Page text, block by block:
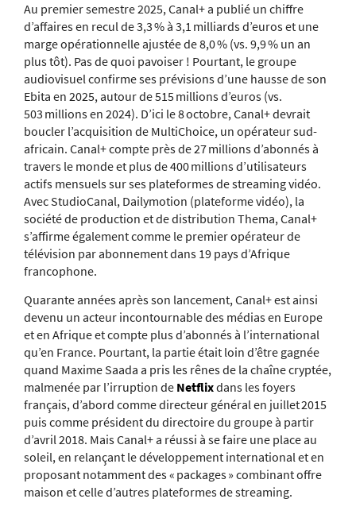
Au premier semestre 2025, Canal+ a publié un chiffre
d’affaires en recul de 3,3 % à 3,1 milliards d’euros et une
marge opérationnelle ajustée de 8,0 % (vs. 9,9 % un an
plus tôt). Pas de quoi pavoiser ! Pourtant, le groupe
audiovisuel confirme ses prévisions d’une hausse de son
Ebita en 2025, autour de 515 millions d’euros (vs.
503 millions en 2024). D’ici le 8 octobre, Canal+ devrait
boucler l’acquisition de MultiChoice, un opérateur sud-
africain. Canal+ compte près de 27 millions d’abonnés à
travers le monde et plus de 400 millions d’utilisateurs
actifs mensuels sur ses plateformes de streaming vidéo.
Avec StudioCanal, Dailymotion (plateforme vidéo), la
société de production et de distribution Thema, Canal+
s’affirme également comme le premier opérateur de
télévision par abonnement dans 19 pays d’Afrique
francophone.
Quarante années après son lancement, Canal+ est ainsi
devenu un acteur incontournable des médias en Europe
et en Afrique et compte plus d’abonnés à l’international
qu’en France. Pourtant, la partie était loin d’être gagnée
quand Maxime Saada a pris les rênes de la chaîne cryptée,
malmenée par l’irruption de Netflixdans les foyers
français, d’abord comme directeur général en juillet 2015
puis comme président du directoire du groupe à partir
d’avril 2018. Mais Canal+ a réussi à se faire une place au
soleil, en relançant le développement international et en
proposant notamment des « packages » combinant offre
maison et celle d’autres plateformes de streaming.